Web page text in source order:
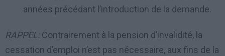
années précédant l’introduction de la demande.
RAPPEL:Contrairement à la pension d’invalidité, la
cessation d’emploi n’est pas nécessaire, aux fins de la